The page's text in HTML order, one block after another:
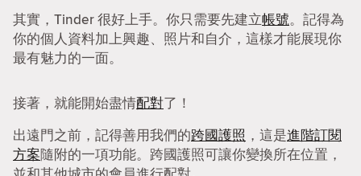
其實，Tinder 很好上手。你只需要先建立帳號。記得為
你的個人資料加上興趣、照片和自介，這樣才能展現你
最有魅力的一面。
接著，就能開始盡情配對了！
出遠門之前，記得善用我們的跨國護照 ，這是進階訂閱
方案隨附的一項功能。跨國護照可讓你變換所在位置，